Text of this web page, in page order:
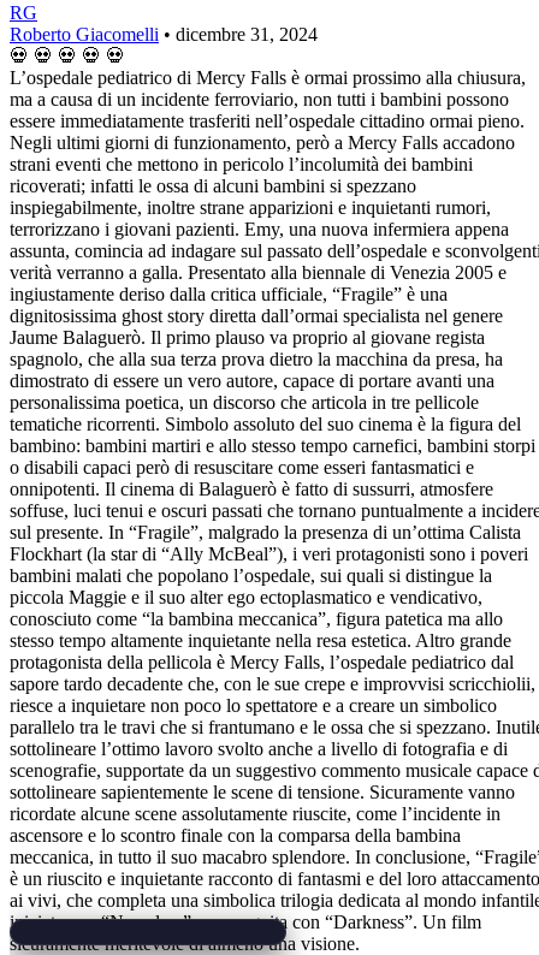
RG
Roberto Giacomelli • dicembre 31, 2024
💀 💀 💀 💀 💀
L’ospedale pediatrico di Mercy Falls è ormai prossimo alla chiusura,
ma a causa di un incidente ferroviario, non tutti i bambini possono
essere immediatamente trasferiti nell’ospedale cittadino ormai pieno.
Negli ultimi giorni di funzionamento, però a Mercy Falls accadono
strani eventi che mettono in pericolo l’incolumità dei bambini
ricoverati; infatti le ossa di alcuni bambini si spezzano
inspiegabilmente, inoltre strane apparizioni e inquietanti rumori,
terrorizzano i giovani pazienti. Emy, una nuova infermiera appena
assunta, comincia ad indagare sul passato dell’ospedale e
verità verranno a galla. Presentato alla biennale di Venezia 2005 e
ingiustamente deriso dalla critica ufficiale, “Fragile” è una
dignitosissima ghost story diretta dall’ormai specialista nel genere
Jaume Balaguerò. Il primo plauso va proprio al giovane regista
spagnolo, che alla sua terza prova dietro la macchina da presa, ha
dimostrato di essere un vero autore, capace di portare avanti una
personalissima poetica, un discorso che articola in tre pellicole
tematiche ricorrenti. Simbolo assoluto del suo cinema è la figura del
bambino: bambini martiri e allo stesso tempo carnefici, bambini storpi
o disabili capaci però di resuscitare come esseri fantasmatici e
onnipotenti. Il cinema di Balaguerò è fatto di sussurri, atmosfere
soffuse, luci tenui e oscuri passati che tornano puntualmente a
sul presente. In “Fragile”, malgrado la presenza di un’ottima Calista
Flockhart (la star di “Ally McBeal”), i veri protagonisti sono i poveri
bambini malati che popolano l’ospedale, sui quali si distingue la
piccola Maggie e il suo alter ego ectoplasmatico e vendicativo,
conosciuto come “la bambina meccanica”, figura patetica ma allo
stesso tempo altamente inquietante nella resa estetica. Altro grande
protagonista della pellicola è Mercy Falls, l’ospedale pediatrico dal
sapore tardo decadente che, con le sue crepe e improvvisi scricchiolii,
riesce a inquietare non poco lo spettatore e a creare un simbolico
parallelo tra le travi che si frantumano e le ossa che si spezzano.
sottolineare l’ottimo lavoro svolto anche a livello di fotografia e di
scenografie, supportate da un suggestivo commento musicale capace
sottolineare sapientemente le scene di tensione. Sicuramente vanno
ricordate alcune scene assolutamente riuscite, come l’incidente in
ascensore e lo scontro finale con la comparsa della bambina
meccanica, in tutto il suo macabro splendore. In conclusione,
è un riuscito e inquietante racconto di fantasmi e del loro attaccamento
ai vivi, che completa una simbolica trilogia dedicata al mondo
iniziata con “Nameless” e proseguita con “Darkness”. Un film
sicuramente meritevole di almeno una visione.